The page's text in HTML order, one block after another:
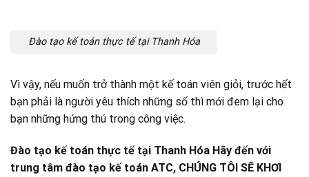
Đào tạo kế toán thực tế tại Thanh Hóa
Vì vậy, nếu muốn trở thành một kế toán viên giỏi, trước hết
bạn phải là người yêu thích những số thì mới đem lại cho
bạn những hứng thú trong công việc.
Đào tạo kế toán thực tế tại Thanh Hóa Hãy đến với
trung tâm đào tạo kế toán ATC, CHÚNG TÔI SẼ KHƠI